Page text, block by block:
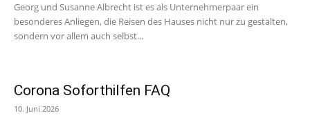
Georg und Susanne Albrecht ist es als Unternehmerpaar ein
besonderes Anliegen, die Reisen des Hauses nicht nur zu gestalten,
sondern vor allem auch selbst...
Corona Soforthilfen FAQ
10. Juni 2026